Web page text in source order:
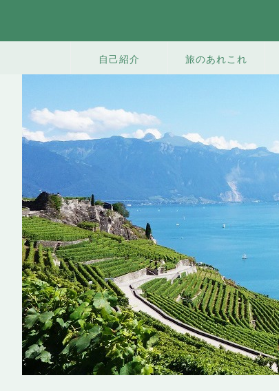
自己紹介 旅のあれこれ